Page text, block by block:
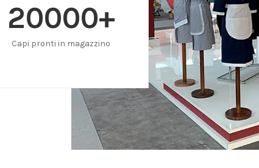
20000+
Capi pronti in magazzino